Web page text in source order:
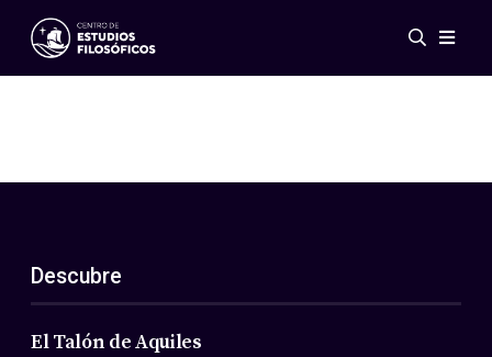
Eventos
ES
EN
Acerca de nosotros
Miembros
Descubre
El Talón de Aquiles